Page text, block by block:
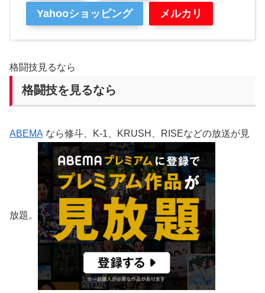
Yahooショッピング メルカリ
格闘技見るなら
格闘技を見るなら
ABEMA なら修斗、K-1、KRUSH、RISEなどの放送が見
放題。